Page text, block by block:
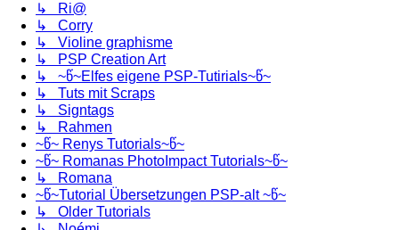
↳ Ri@
↳ Corry
↳ Violine graphisme
↳ PSP Creation Art
↳ ~წ~Elfes eigene PSP-Tutirials~წ~
↳ Tuts mit Scraps
↳ Signtags
↳ Rahmen
~წ~ Renys Tutorials~წ~
~წ~ Romanas PhotoImpact Tutorials~წ~
↳ Romana
~წ~Tutorial Übersetzungen PSP-alt ~წ~
↳ Older Tutorials